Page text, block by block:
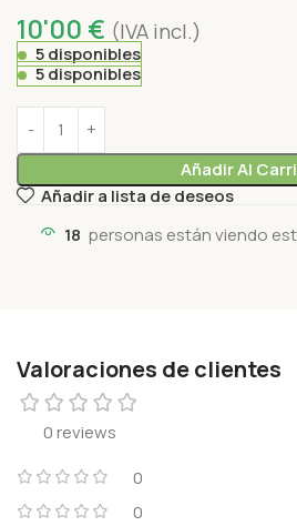
10'00 € (IVA incl.)
5 disponibles
5 disponibles
Añadir Al
Añadir a lista de deseos
18 personas están viendo
Valoraciones de clientes
0 reviews
0
0